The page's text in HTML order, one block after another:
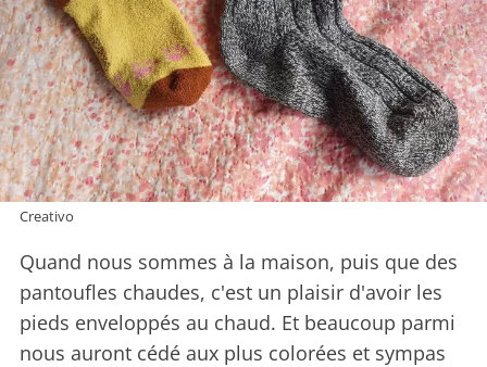
Creativo
Quand nous sommes à la maison, puis que des
pantoufles chaudes, c'est un plaisir d'avoir les
pieds enveloppés au chaud. Et beaucoup parmi
nous auront cédé aux plus colorées et sympas